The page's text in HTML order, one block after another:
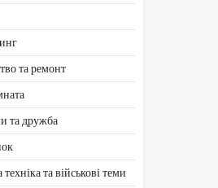
та ремонт
та дружба
та військові теми